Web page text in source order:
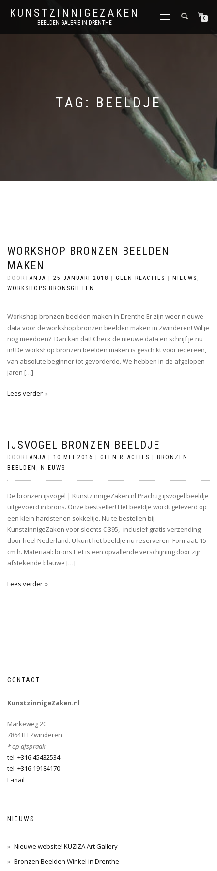
KUNSTZINNIGEZAKEN
BEELDEN GALERIE IN DRENTHE
SCHAKEL
MENU
0
TAG: BEELDJE
WORKSHOP BRONZEN BEELDEN
MAKEN
DOORTANJA 25 JANUARI 2018 GEEN REACTIES NIEUWS ,
WORKSHOPS BRONSGIETEN
Workshop bronzen beelden maken in Drenthe Er zijn weer nieuwe
data voor de workshop bronzen beelden maken in Zwinderen! Wil je
nog meedoen? Dan kan dat! Check de nieuwe data en schrijf je nu
in! De workshop bronzen beelden maken is geschikt voor iedereen,
van absolute beginner tot gevorderde. We hebben in de afgelopen
jaren […]
Lees verder
IJSVOGEL BRONZEN BEELDJE
DOORTANJA 10 MEI 2016 GEEN REACTIES
BRONZEN
BEELDEN , NIEUWS
De bronzen ijsvogel | KunstzinnigeZaken.nl Prachtig ijsvogel beeldje
uitgevoerd in brons. Onze bestseller! Het beeldje wordt geleverd op
een klein hardstenen sokkeltje. Nu te bestellen bij
KunstzinnigeZaken voor slechts € 395,- inclusief gratis verzending
door heel Nederland. U kunt het beeldje nu reserveren! Formaat: 15
cm h. Materiaal: brons Het is een opvallende verschijning door zijn
afstekende blauwe […]
Lees verder
CONTACT
KunstzinnigeZaken.nl
Markeweg 20
7864TH Zwinderen
* op afspraak
tel: +316-45432534
tel: +316-19184170
E-mail
NIEUWS
Nieuwe website! KUZIZA Art Gallery
Bronzen Beelden Winkel in Drenthe